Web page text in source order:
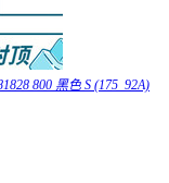
800 黑色 S (175_92A)